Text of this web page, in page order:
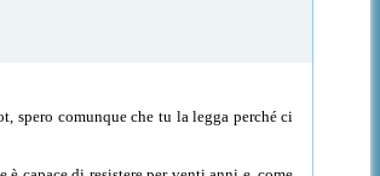
spero comunque che tu la legga perché ci